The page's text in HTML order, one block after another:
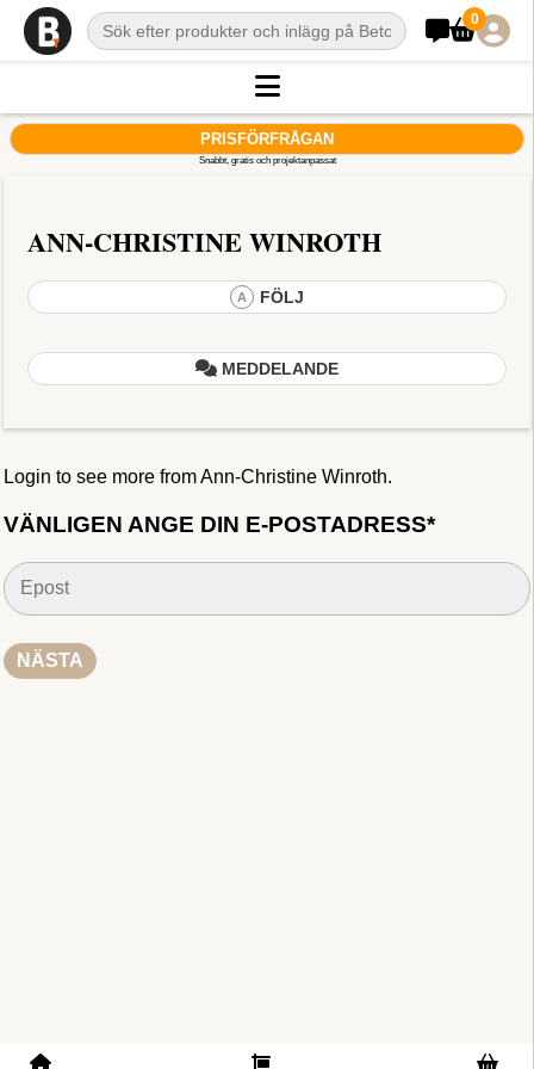
0
PRISFÖRFRÅGAN
Snabbt, gratis och projektanpassat
Login to see more from Ann-Christine Winroth.
VÄNLIGEN ANGE DIN E-POSTADRESS*
ANN-CHRISTINE WINROTH
A FÖLJ
MEDDELANDE